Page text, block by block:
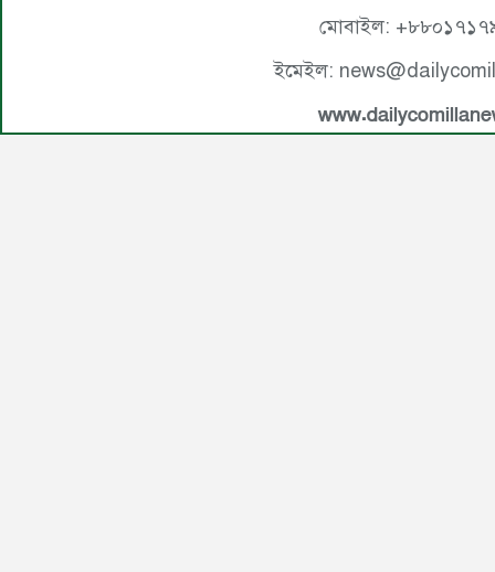
মোবাইল:
ইমেইল: